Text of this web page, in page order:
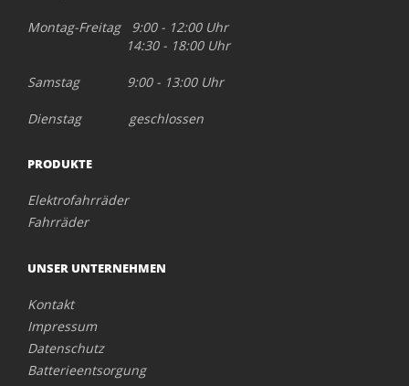
Montag-Freitag 9:00 - 12:00 Uhr
14:30 - 18:00 Uhr
Samstag 9:00 - 13:00 Uhr
Dienstag geschlossen
PRODUKTE
Elektrofahrräder
Fahrräder
UNSER UNTERNEHMEN
Kontakt
Impressum
Datenschutz
Batterieentsorgung